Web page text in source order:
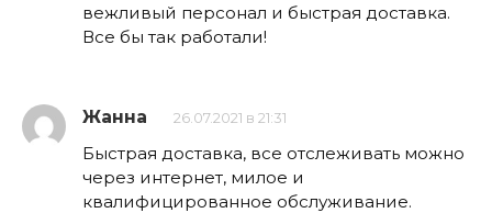
вежливый персонал и быстрая доставка.
Все бы так работали!
Жанна 26.07.2021 в 21:31
Быстрая доставка, все отслеживать можно
через интернет, милое и
квалифицированное обслуживание.